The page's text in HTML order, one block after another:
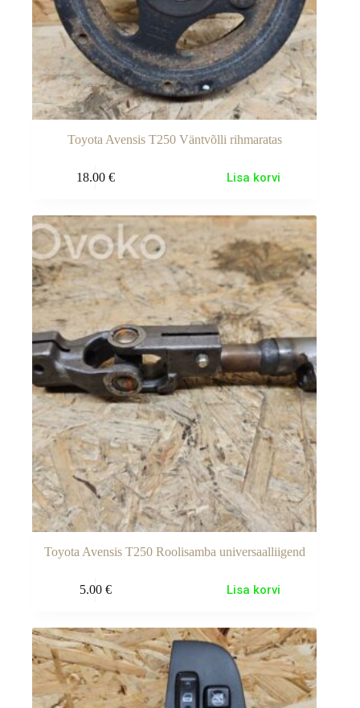
Toyota Avensis T250 Väntvõlli rihmaratas
18.00 € Lisa korvi
Toyota Avensis T250 Roolisamba universaalliigend
5.00 € Lisa korvi